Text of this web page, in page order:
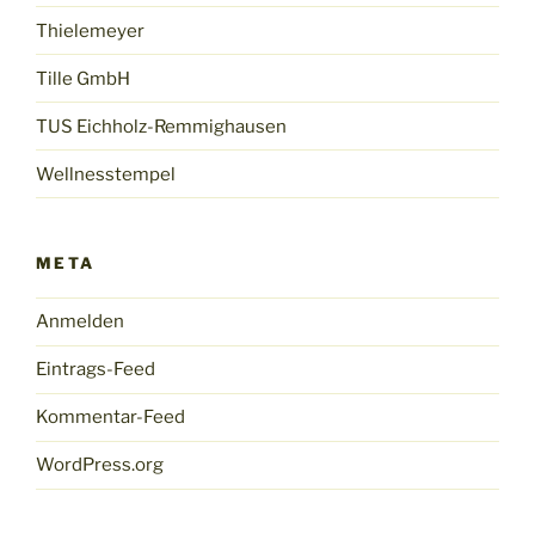
Thielemeyer
Tille GmbH
TUS Eichholz-Remmighausen
Wellnesstempel
META
Anmelden
Eintrags-Feed
Kommentar-Feed
WordPress.org